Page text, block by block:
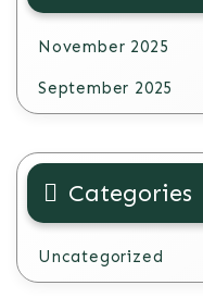
November 2025
September 2025
Categories
Uncategorized